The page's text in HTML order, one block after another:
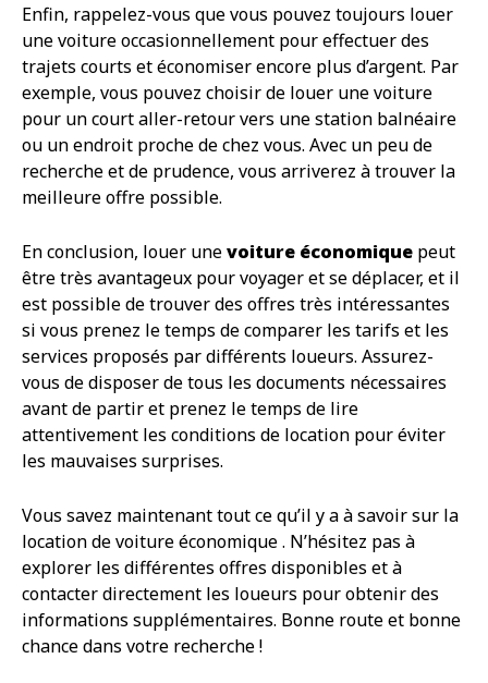
Enfin, rappelez-vous que vous pouvez toujours louer
une voiture occasionnellement pour effectuer des
trajets courts et économiser encore plus d’argent. Par
exemple, vous pouvez choisir de louer une voiture
pour un court aller-retour vers une station balnéaire
ou un endroit proche de chez vous. Avec un peu de
recherche et de prudence, vous arriverez à trouver la
meilleure offre possible.
En conclusion, louer unevoiture économique peut
être très avantageux pour voyager et se déplacer, et il
est possible de trouver des offres très intéressantes
si vous prenez le temps de comparer les tarifs et les
services proposés par différents loueurs. Assurez-
vous de disposer de tous les documents nécessaires
avant de partir et prenez le temps de lire
attentivement les conditions de location pour éviter
les mauvaises surprises.
Vous savez maintenant tout ce qu’il y a à savoir sur la
location de voiture économique . N’hésitez pas à
explorer les différentes offres disponibles et à
contacter directement les loueurs pour obtenir des
informations supplémentaires. Bonne route et bonne
chance dans votre recherche !